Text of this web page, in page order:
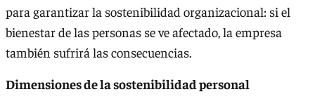
para garantizar la sostenibilidad organizacional: si el
bienestar de las personas se ve afectado, la empresa
también sufrirá las consecuencias.
Dimensiones de la sostenibilidad personal